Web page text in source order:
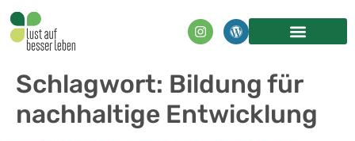
springen
Schlagwort: Bildung für
nachhaltige Entwicklung